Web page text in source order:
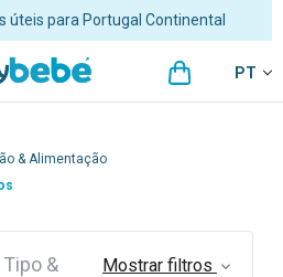
superiores a 48€ para Portugal
PT
& Alimentação
&
Mostrar filtros